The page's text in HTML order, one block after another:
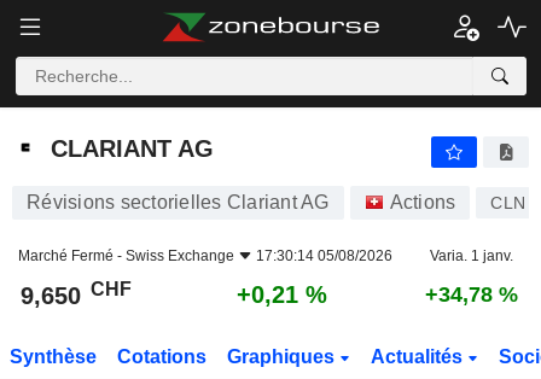
CLARIANT AG
CLARIANT AG
Révisions sectorielles Clariant AG Actions CLN
Marché Fermé - Swiss Exchange 17:30:14 05/08/2026 Varia. 1 janv.
9,650 CHF +0,21 % +34,78 %
Synthèse Cotations Graphiques Actualités